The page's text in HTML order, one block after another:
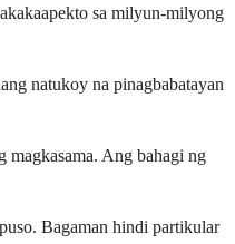
sa milyun-milyong
natukoy na pinagbabatayan
magkasama. Ang bahagi ng
Bagaman hindi partikular